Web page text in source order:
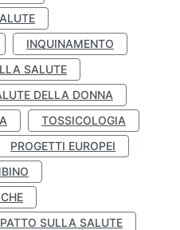
INQUINAMENTO
SALUTE
DELLA DONNA
TOSSICOLOGIA
PROGETTI EUROPEI
SULLA SALUTE